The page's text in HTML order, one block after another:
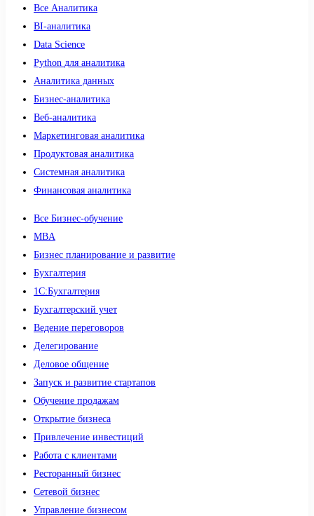
Все Аналитика
BI-аналитика
Data Science
Python для аналитика
Аналитика данных
Бизнес-аналитика
Веб-аналитика
Маркетинговая аналитика
Продуктовая аналитика
Системная аналитика
Финансовая аналитика
Все Бизнес-обучение
MBA
Бизнес планирование и развитие
Бухгалтерия
1C:Бухгалтерия
Бухгалтерский учет
Ведение переговоров
Делегирование
Деловое общение
Запуск и развитие стартапов
Обучение продажам
Открытие бизнеса
Привлечение инвестиций
Работа с клиентами
Ресторанный бизнес
Сетевой бизнес
Управление бизнесом